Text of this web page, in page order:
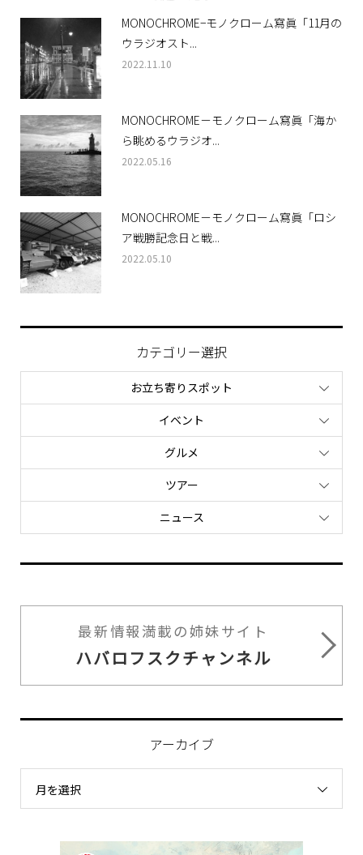
MONOCHROME−モノクローム寫眞「11月の
ウラジオスト...
2022.11.10
MONOCHROME－モノクローム寫眞「海か
ら眺めるウラジオ...
2022.05.16
MONOCHROME－モノクローム寫眞「ロシ
ア戦勝記念日と戦...
2022.05.10
カテゴリー選択
お立ち寄りスポット
イベント
グルメ
ツアー
ニュース
最新情報満載の姉妹サイト
ハバロフスクチャンネル
アーカイブ
月を選択